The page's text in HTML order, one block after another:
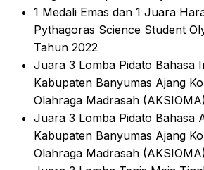
1 Medali Emas dan 1 Juara
Pythagoras Science Student
Tahun 2022
Juara 3 Lomba Pidato Bahasa
Kabupaten Banyumas Ajang
Olahraga Madrasah
Juara 3 Lomba Pidato Bahasa
Kabupaten Banyumas Ajang
Olahraga Madrasah